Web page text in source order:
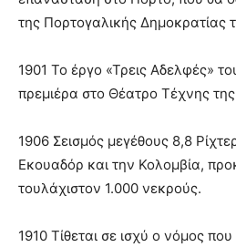
της Πορτογαλικής Δημοκρατίας
1901 Το έργο «Τρεις Αδελφές»
πρεμιέρα στο Θέατρο Τέχνης
1906 Σεισμός μεγέθους 8,8
Εκουαδόρ και την Κολομβία,
τουλάχιστον 1.000 νεκρούς.
1910 Τίθεται σε ισχύ ο νόμος